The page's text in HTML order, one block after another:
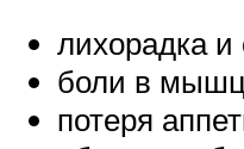
лихорадка и
боли в
потеря